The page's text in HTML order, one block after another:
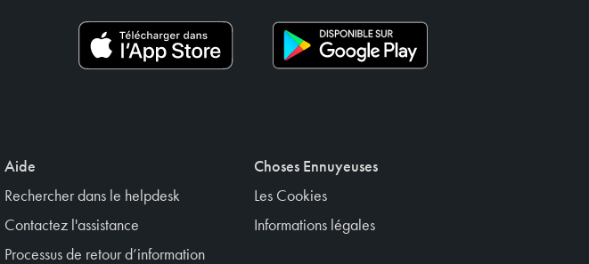
Aide
Rechercher dans le helpdesk
Contactez l'assistance
Processus de retour d’information
Choses Ennuyeuses
Les Cookies
Informations légales